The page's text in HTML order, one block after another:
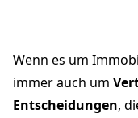
Wenn es um
immer auch um
Entscheidungen,